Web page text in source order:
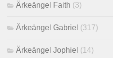
Ärkeängel Faith (3)
Ärkeängel Gabriel (317)
Ärkeängel Jophiel (14)